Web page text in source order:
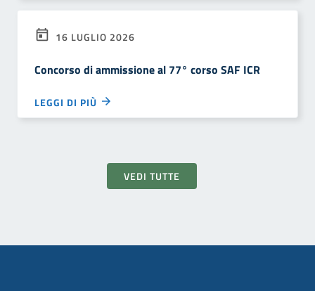
16 LUGLIO 2026
Concorso di ammissione al 77° corso SAF ICR
LEGGI DI PIÙ
VEDI TUTTE